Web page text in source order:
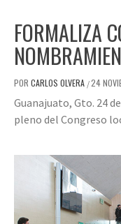
FORMALIZA
POR CARLOS OLVERA /24
Guanajuato, Gto. 24
pleno del Congreso